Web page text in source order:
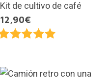
Kit de cultivo de café
12,90€